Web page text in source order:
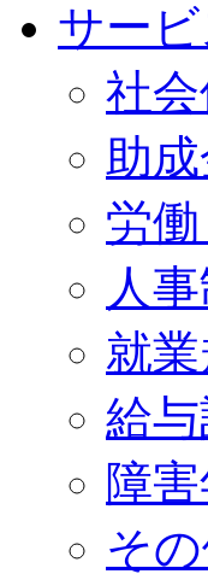
サー
社
助
労
人
就
給
障
そ